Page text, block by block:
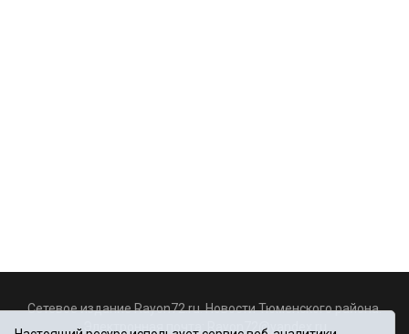
Сетевое издание Rayon72.ru. Новости Тюменского района.
Rayon72@yandex.ru